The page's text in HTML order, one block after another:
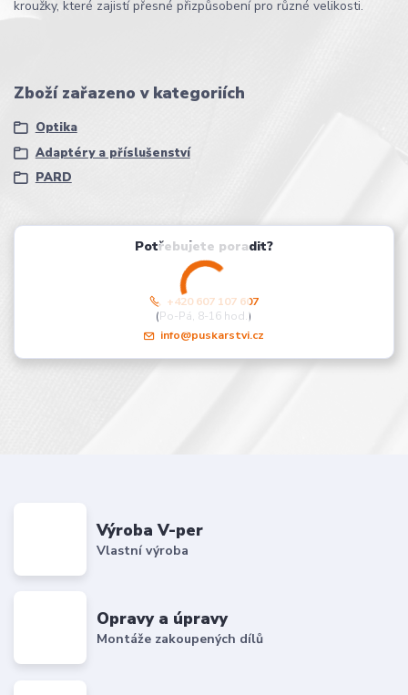
kroužky, které zajistí přesné přizpůsobení pro různé velikosti.
Zboží zařazeno v kategoriích
Optika
Adaptéry a příslušenství
PARD
Potřebujete poradit?
+420 607 107 607
(Po-Pá, 8-16 hod.)
info@puskarstvi.cz
Výroba V-per
Vlastní výroba
Opravy a úpravy
Montáže zakoupených dílů